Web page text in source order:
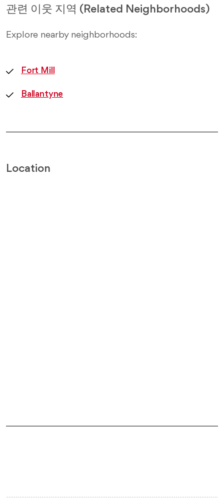
관련 이웃 지역 (Related Neighborhoods)
Explore nearby neighborhoods:
Fort Mill
Ballantyne
Location